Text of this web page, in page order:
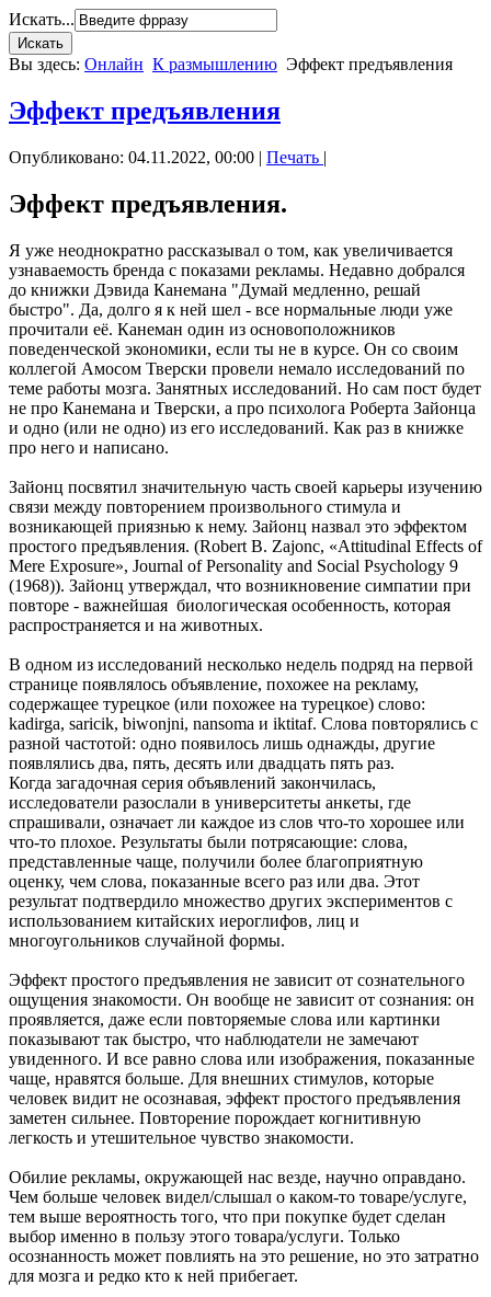
Искать...
Вы здесь: Онлайн К размышлению Эффект предъявления
Эффект предъявления
Опубликовано: 04.11.2022, 00:00 | Печать |
Эффект предъявления.
Я уже неоднократно рассказывал о том, как увеличивается
узнаваемость бренда с показами рекламы. Недавно добрался
до книжки Дэвида Канемана "Думай медленно, решай
быстро". Да, долго я к ней шел - все нормальные люди уже
прочитали её. Канеман один из основоположников
поведенческой экономики, если ты не в курсе. Он со своим
коллегой Амосом Тверски провели немало исследований по
теме работы мозга. Занятных исследований. Но сам пост будет
не про Канемана и Тверски, а про психолога Роберта Зайонца
и одно (или не одно) из его исследований. Как раз в книжке
про него и написано.
Зайонц посвятил значительную часть своей карьеры изучению
связи между повторением произвольного стимула и
возникающей приязнью к нему. Зайонц назвал это эффектом
простого предъявления. (Robert B. Zajonc, «Attitudinal Effects of
Mere Exposure», Journal of Personality and Social Psychology 9
(1968)). Зайонц утверждал, что возникновение симпатии при
повторе - важнейшая биологическая особенность, которая
распространяется и на животных.
В одном из исследований несколько недель подряд на первой
странице появлялось объявление, похожее на рекламу,
содержащее турецкое (или похожее на турецкое) слово:
kadirga, saricik, biwonjni, nansoma и iktitaf. Слова повторялись с
разной частотой: одно появилось лишь однажды, другие
появлялись два, пять, десять или двадцать пять раз.
Когда загадочная серия объявлений закончилась,
исследователи разослали в университеты анкеты, где
спрашивали, означает ли каждое из слов что-то хорошее или
что-то плохое. Результаты были потрясающие: слова,
представленные чаще, получили более благоприятную
оценку, чем слова, показанные всего раз или два. Этот
результат подтвердило множество других экспериментов с
использованием китайских иероглифов, лиц и
многоугольников случайной формы.
Эффект простого предъявления не зависит от сознательного
ощущения знакомости. Он вообще не зависит от сознания: он
проявляется, даже если повторяемые слова или картинки
показывают так быстро, что наблюдатели не замечают
увиденного. И все равно слова или изображения, показанные
чаще, нравятся больше. Для внешних стимулов, которые
человек видит не осознавая, эффект простого предъявления
заметен сильнее. Повторение порождает когнитивную
легкость и утешительное чувство знакомости.
Обилие рекламы, окружающей нас везде, научно оправдано.
Чем больше человек видел/слышал о каком-то товаре/услуге,
тем выше вероятность того, что при покупке будет сделан
выбор именно в пользу этого товара/услуги. Только
осознанность может повлиять на это решение, но это затратно
для мозга и редко кто к ней прибегает.